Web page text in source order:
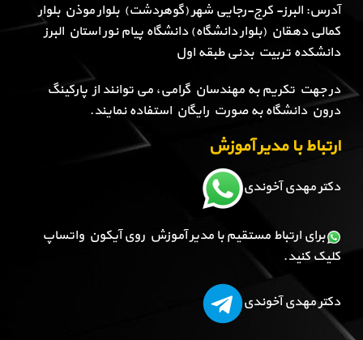
آدرس: البرز- کرج-رجایی شهر (گوهردشت) بلوار موذن بلوار
کمالی دهقان (بلوار دانشگاه) دانشگاه پیام نور استان البرز
دانشکده تربیت بدنی طبقه اول
در جهت تکریم به مهندسان گرامی، می توانند از پارکینگ
درون دانشگاه به صورت رایگان استفاده نمایند.
ارتباط با مدیر آموزش
دکتر مهدی آخوندی
برای ارتباط مستقیم با مدیر آموزش روی آیکون واتساپ
کلیک کنید.
دکتر مهدی آخوندی